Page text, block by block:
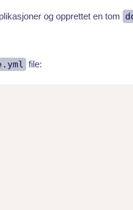
og opprettet en tom
file: